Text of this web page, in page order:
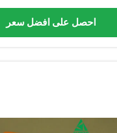
والوصلات المعقدة
احصل على افضل سعر